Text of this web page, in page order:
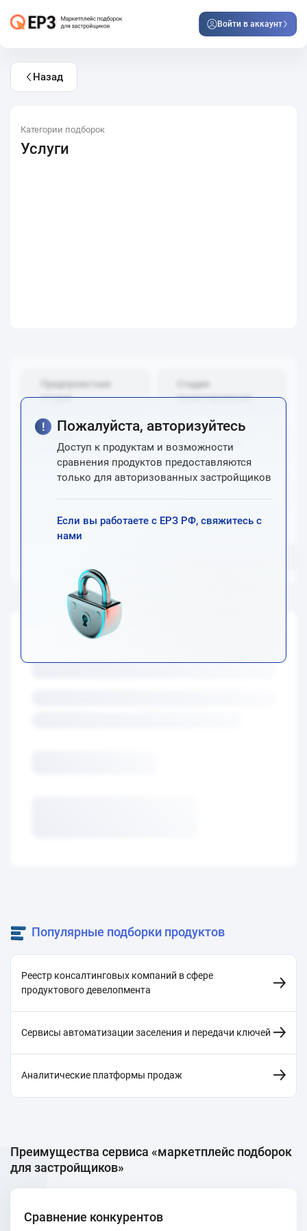
Войти в аккаунт
Назад
Категории подборок
Услуги
Пожалуйста, авторизуйтесь
Доступ к продуктам и возможности
сравнения продуктов предоставляются
только для авторизованных застройщиков
Если вы работаете с ЕРЗ РФ, свяжитесь с
нами
Предпроектная
стадия
Стадия
проектирования
Стадия
строительства
Стадия продаж
Популярные подборки продуктов
Реестр консалтинговых компаний в сфере
продуктового девелопмента
Сервисы автоматизации заселения и передачи ключей
Аналитические платформы продаж
Преимущества сервиса «маркетплейс подборок
для застройщиков»
Сравнение конкурентов